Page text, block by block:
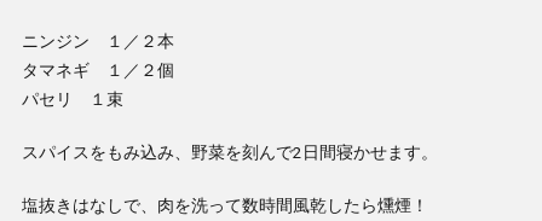
ニンジン １／２本
タマネギ １／２個
パセリ １束
スパイスをもみ込み、野菜を刻んで2日間寝かせます。
塩抜きはなしで、肉を洗って数時間風乾したら燻煙！